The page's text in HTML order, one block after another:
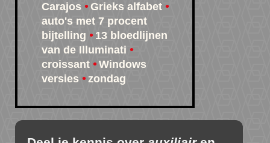
Carajos
Grieks alfabet
auto's met 7 procent
bijtelling
13 bloedlijnen
van de Illuminati
croissant
Windows
versies
zondag